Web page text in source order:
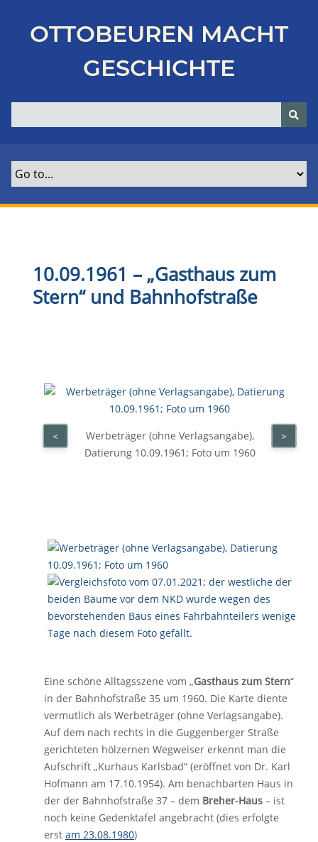
p
OTTOBEUREN MACHT
GESCHICHTE
10.09.1961 – „Gasthaus zum
Stern“ und Bahnhofstraße
Werbeträger (ohne Verlagsangabe),
Datierung 10.09.1961; Foto um 1960
< >
Eine schöne Alltagsszene vom „Gasthaus zum Stern“
in der Bahnhofstraße 35 um 1960. Die Karte diente
vermutlich als Werbeträger (ohne Verlagsangabe).
Auf dem nach rechts in die Guggenberger Straße
gerichteten hölzernen Wegweiser erkennt man die
Aufschrift „Kurhaus Karlsbad“ (eröffnet von Dr. Karl
Hofmann am 17.10.1954). Am benachbarten Haus in
der der Bahnhofstraße 37 – dem Breher-Haus – ist
noch keine Gedenktafel angebracht (dies erfolgte
erst am 23.08.1980)